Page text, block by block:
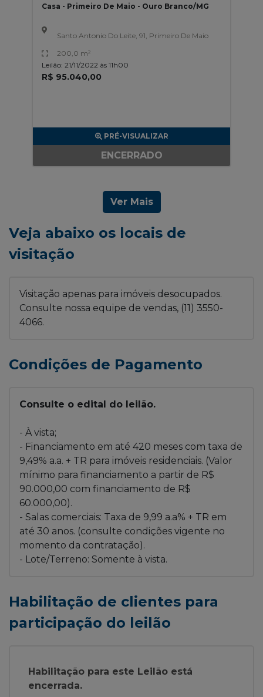
Casa - Primeiro De Maio - Ouro Branco/MG
Santo Antonio Do Leite, 91, Primeiro De Maio
200,0 m²
Leilão: 21/11/2022 às 11h00
R$ 95.040,00
PRÉ-VISUALIZAR
ENCERRADO
Ver Mais
Veja abaixo os locais de
visitação
Visitação apenas para imóveis desocupados.
Consulte nossa equipe de vendas, (11) 3550-
4066.
Condições de Pagamento
Consulte o edital do leilão.
- À vista;
- Financiamento em até 420 meses com taxa de
9,49% a.a. + TR para imóveis residenciais. (Valor
mínimo para financiamento a partir de R$
90.000,00 com financiamento de R$
60.000,00).
- Salas comerciais: Taxa de 9,99 a.a% + TR em
até 30 anos. (consulte condições vigente no
momento da contratação).
- Lote/Terreno: Somente à vista.
Habilitação de clientes para
participação do leilão
Habilitação para este Leilão está
encerrada.